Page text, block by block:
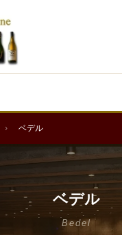
› ベデル
ベデル
Bedel